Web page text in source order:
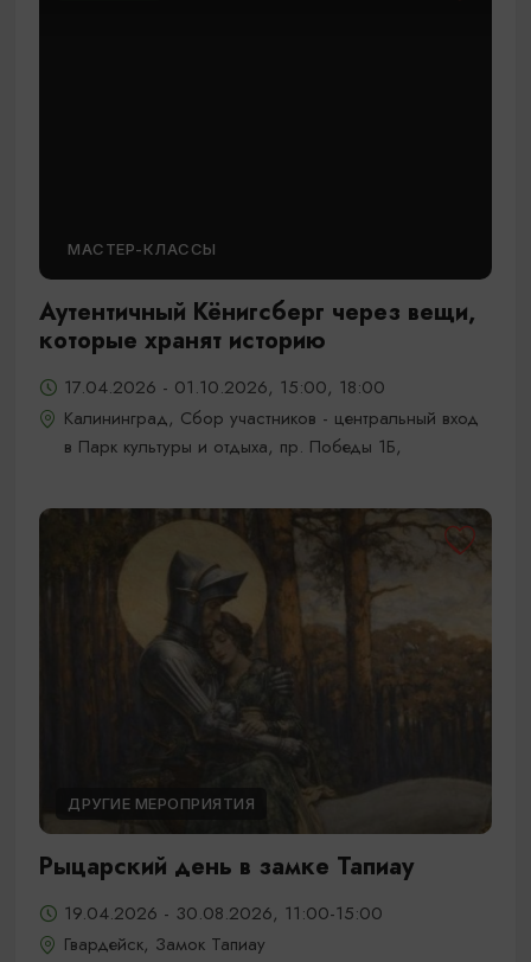
МАСТЕР-КЛАССЫ
Аутентичный Кёнигсберг через вещи,
которые хранят историю
17.04.2026 - 01.10.2026, 15:00, 18:00
Калининград, Сбор участников - центральный вход
в Парк культуры и отдыха, пр. Победы 1Б,
ДРУГИЕ МЕРОПРИЯТИЯ
Рыцарский день в замке Тапиау
19.04.2026 - 30.08.2026, 11:00-15:00
Гвардейск, Замок Тапиау